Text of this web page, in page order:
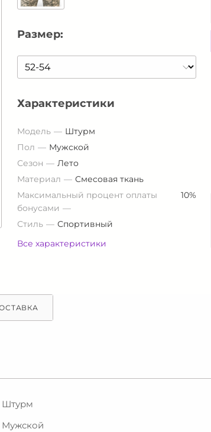
Размер:
Характеристики
Модель
Штурм
Пол
Мужской
Сезон
Лето
Материал
Смесовая ткань
Максимальный процент оплаты
бонусами
10%
Стиль
Спортивный
Все характеристики
Штурм
Мужской